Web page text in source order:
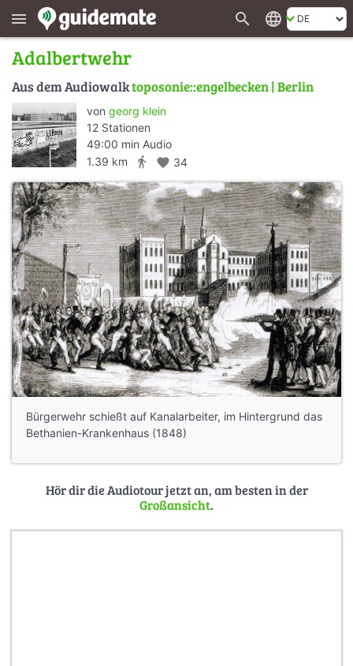
menu search language
Adalbertwehr
Aus dem Audiowalktoposonie::engelbecken | Berlin
von georg klein
12 Stationen
49:00 min Audio
1.39 km
directions_walk favorite 34
Bürgerwehr schießt auf Kanalarbeiter, im Hintergrund das
Bethanien-Krankenhaus (1848)
Hör dir die Audiotour jetzt an, am besten in der
Großansicht.